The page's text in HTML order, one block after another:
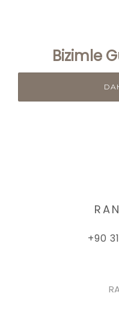
Bizimle
+90